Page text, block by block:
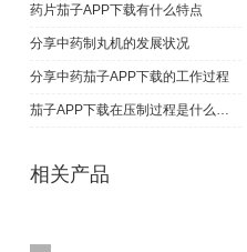
药片茄子APP下载有什么特点
分享中药制丸机的发展状况
分享中药茄子APP下载的工作过程
相关产品